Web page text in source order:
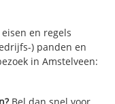
en regels
) panden en
in Amstelveen: